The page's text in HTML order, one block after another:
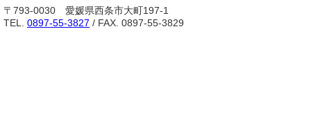
〒793-0030 愛媛県西条市大町197-1
TEL. 0897-55-3827 / FAX. 0897-55-3829